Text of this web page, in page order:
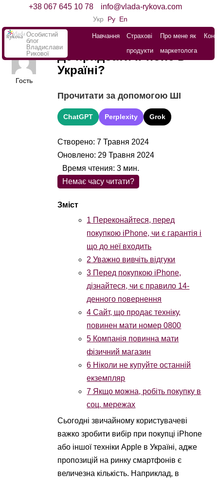
+38 067 645 10 78 info@vlada-rykova.com
Укр Ру En
Особистий
блог
Владислави
Рикової
Навчання
Страхові
продукти
Про мене як
маркетолога
Гость
Де придбати iPhone в
Україні?
Прочитати за допомогою ШІ
ChatGPT Perplexity Grok
Створено: 7 Травня 2024
Оновлено: 29 Травня 2024
Немає часу читати?
1 Переконайтеся, перед
покупкою iPhone, чи є гарантія і
що до неї входить
2 Уважно вивчіть відгуки
3 Перед покупкою iPhone,
дізнайтеся, чи є правило 14-
денного повернення
4 Сайт, що продає техніку,
повинен мати номер 0800
5 Компанія повинна мати
фізичний магазин
6 Ніколи не купуйте останній
екземпляр
7 Якщо можна, робіть покупку в
соц. мережах
Время чтения:3 мин.
Сьогодні звичайному користувачеві
важко зробити вибір при покупці iPhone
або іншої техніки Apple в Україні, адже
пропозицій на ринку смартфонів є
величезна кількість. Наприклад, в